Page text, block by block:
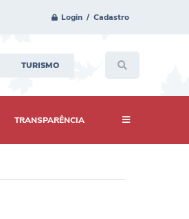
Login / Cadastro
TURISMO
TRANSPARÊNCIA